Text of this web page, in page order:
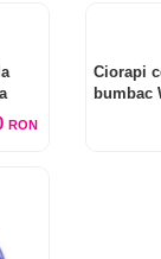
RON
Ciorapi
bumbac